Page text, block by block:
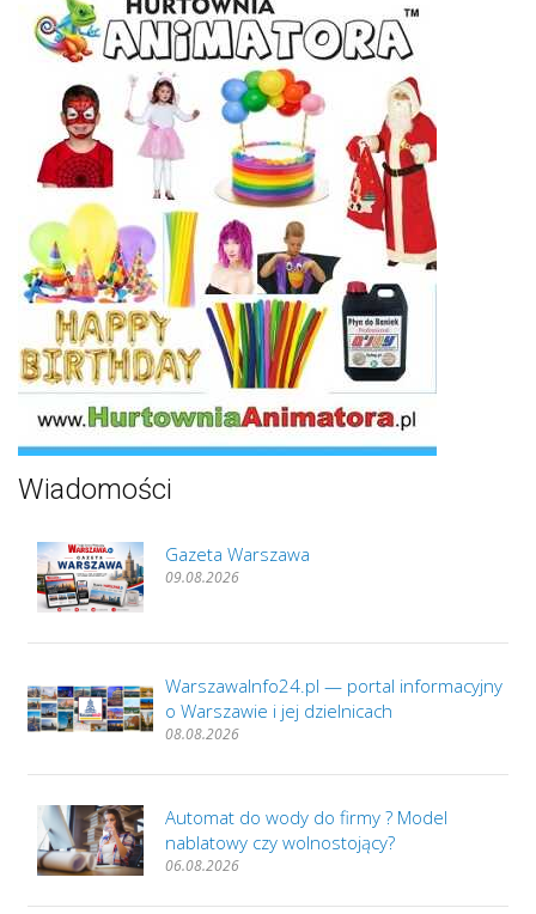
Wiadomości
Gazeta Warszawa
09.08.2026
WarszawaInfo24.pl — portal informacyjny
o Warszawie i jej dzielnicach
08.08.2026
Automat do wody do firmy ? Model
nablatowy czy wolnostojący?
06.08.2026